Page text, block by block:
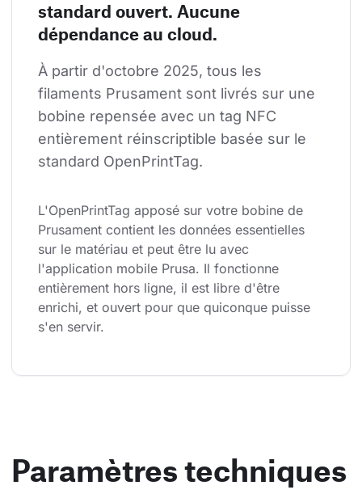
standard ouvert. Aucune
dépendance au cloud.
À partir d'octobre 2025, tous les
filaments Prusament sont livrés sur une
bobine repensée avec un tag NFC
entièrement réinscriptible basée sur le
standard OpenPrintTag.
L'OpenPrintTag apposé sur votre bobine de
Prusament contient les données essentielles
sur le matériau et peut être lu avec
l'application mobile Prusa. Il fonctionne
entièrement hors ligne, il est libre d'être
enrichi, et ouvert pour que quiconque puisse
s'en servir.
Paramètres techniques